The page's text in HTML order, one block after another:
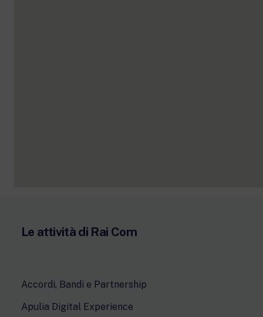
Le attività di Rai Com
Accordi, Bandi e Partnership
Apulia Digital Experience